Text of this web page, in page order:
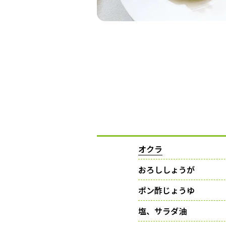
オクラ
おろししょうが
ポン酢じょうゆ
塩、サラダ油